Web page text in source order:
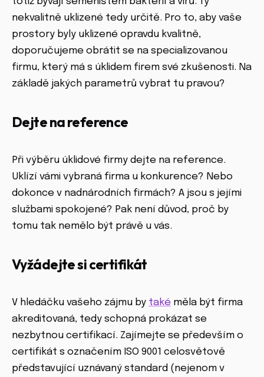
nekvalitně uklizené tedy určitě. Pro to, aby vaše
prostory byly uklizené opravdu kvalitně,
doporučujeme obrátit se na specializovanou
firmu, který má s úklidem firem své zkušenosti. Na
základě jakých parametrů vybrat tu pravou?
Dejte na reference
Při výběru úklidové firmy dejte na reference.
Uklízí vámi vybraná firma u konkurence? Nebo
dokonce v nadnárodních firmách? A jsou s jejími
službami spokojené? Pak není důvod, proč by
tomu tak nemělo být právě u vás.
Vyžádejte si certifikát
V hledáčku vašeho zájmu by také měla být firma
akreditovaná, tedy schopná prokázat se
nezbytnou certifikací. Zajímejte se především o
certifikát s označením ISO 9001 celosvětově
představující uznávaný standard (nejenom v